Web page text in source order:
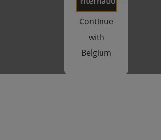
Continue
with
Belgium